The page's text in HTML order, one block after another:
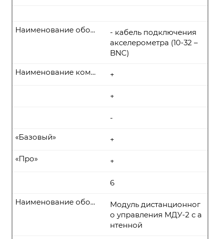
- кабель подключения
акселерометра (10-32 –
BNC)
Наименование оборудования
+
Наименование комплекта поставки
+
-
+
«Базовый»
+
«Про»
6
Модуль дистанционног
о управления МДУ-2 с а
нтенной
Наименование оборудования